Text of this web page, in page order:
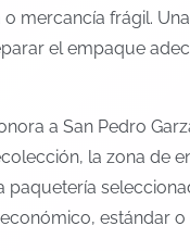
mercancía frágil.
el empaque
a San Pedro
la zona de
paquetería
estándar